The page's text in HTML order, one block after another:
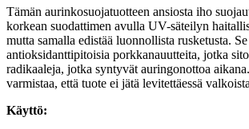
Tämän aurinkosuojatuotteen ansiosta iho
korkean suodattimen avulla UV-säteilyn
mutta samalla edistää luonnollista rusketusta. Se
antioksidanttipitoisia porkkanauutteita, jotka
radikaaleja, jotka syntyvät auringonottoa
varmistaa, että tuote ei jätä levitettäessä
Käyttö: